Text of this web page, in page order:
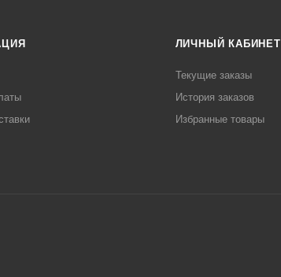
ЛИЧНЫЙ КАБИНЕТ
Текущие заказы
История заказов
Избранные товары